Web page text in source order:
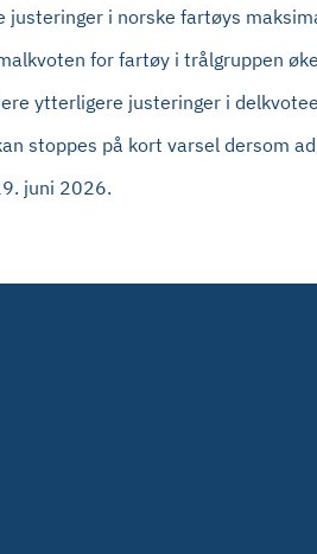
i norske fartøys
for fartøy i trålgruppen
ytterligere justeringer i
stoppes på kort varsel dersom
juni 2026.